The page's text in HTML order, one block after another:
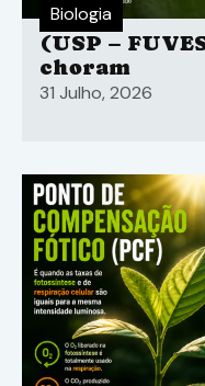
Biologia
(USP –
choram
31 Julho, 2026